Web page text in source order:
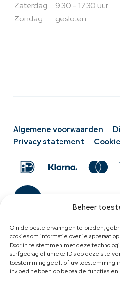
Beheer
Om de beste ervaringen te bieden,
cookies om informatie over je apparaat
Door in te stemmen met deze
surfgedrag of unieke ID's op deze site
toestemming geeft of uw toestemming
invloed hebben op bepaalde functies
Zaterdag
9.30 – 17.30 uur
Zondag
gesloten
Algemene voorwaarden
Privacy statement